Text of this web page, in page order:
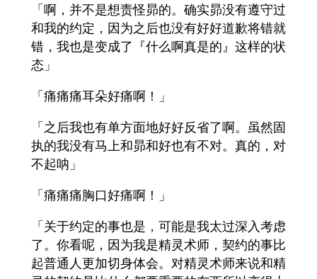
「啊，并不是想责怪昴的。确实昴没有遵守过
和我的约定，因为之后也没有好好道歉将错就
错，我也是变成了『什么啊真是的』这样的状
态」
「痛痛痛耳朵好痛啊！」
「之后我也有单方面地好好反省了啊。虽然固
执的我没有马上和昴和好也有不对。真的，对
不起呐」
「痛痛痛胸口好痛啊！」
「关于约定的事也是，可能是我太过深入考虑
了。你看呢，因为我是精灵术师，契约的事比
起普通人更加切身体会。对精灵术师来说和精